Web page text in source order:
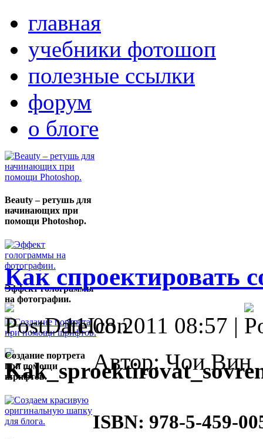
главная
учебники фотошоп
полезные ссылки
форум
о блоге
Beauty – ретушь для
начинающих при
помощи Photoshop.
Эффект голограммы
на фотографии.
Создание портрета
при помощи
шрифтов.
Как спроектировать
11.08.2011 08:57 |
Автор: Чои Вин
ISBN: 978-5-459-